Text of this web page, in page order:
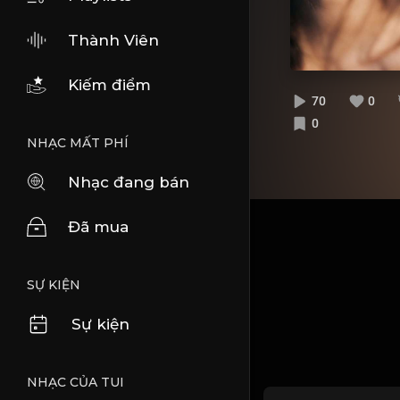
Thành Viên
Kiếm điểm
NHẠC MẤT PHÍ
Nhạc đang bán
Đã mua
SỰ KIỆN
Sự kiện
NHẠC CỦA TUI
70
0
0